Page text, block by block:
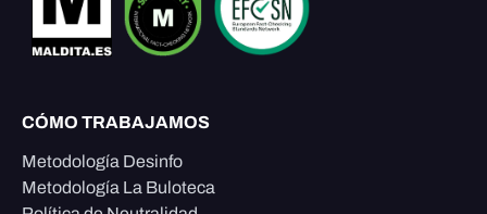
CÓMO TRABAJAMOS
Metodología Desinfo
Metodología La Buloteca